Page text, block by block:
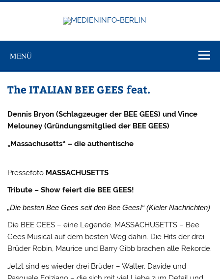
Zum
MENÜ
The ITALIAN BEE GEES feat.
Dennis Bryon (Schlagzeuger der BEE GEES) undVince
Melouney (Gründungsmitglied der BEE GEES)
„Massachusetts“ – die authentische
Pressefoto MASSACHUSETTS
Tribute – Show feiert die BEE GEES!
„Die besten Bee Gees seit den Bee Gees!“ (Kieler Nachrichten)
Die BEE GEES – eine Legende. MASSACHUSETTS – Bee
Gees Musical auf dem besten Weg dahin. Die Hits der drei
Brüder Robin, Maurice und Barry Gibb brachen alle Rekorde.
Jetzt sind es wieder drei Brüder – Walter, Davide und